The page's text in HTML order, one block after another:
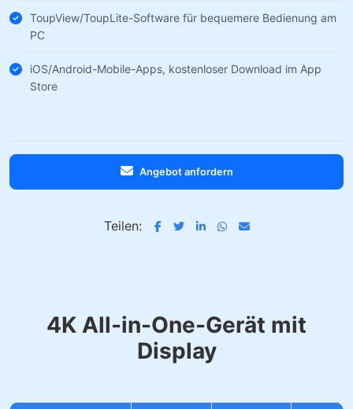
ToupView/ToupLite-Software für bequemere Bedienung am
PC
iOS/Android-Mobile-Apps, kostenloser Download im App
Store
Angebot anfordern
Teilen:
4K All-in-One-Gerät mit
Display